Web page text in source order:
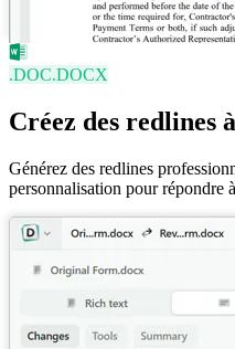
.DOC.DOCX
Créez des redlines
Générez des redlines
personnalisation pour répondre